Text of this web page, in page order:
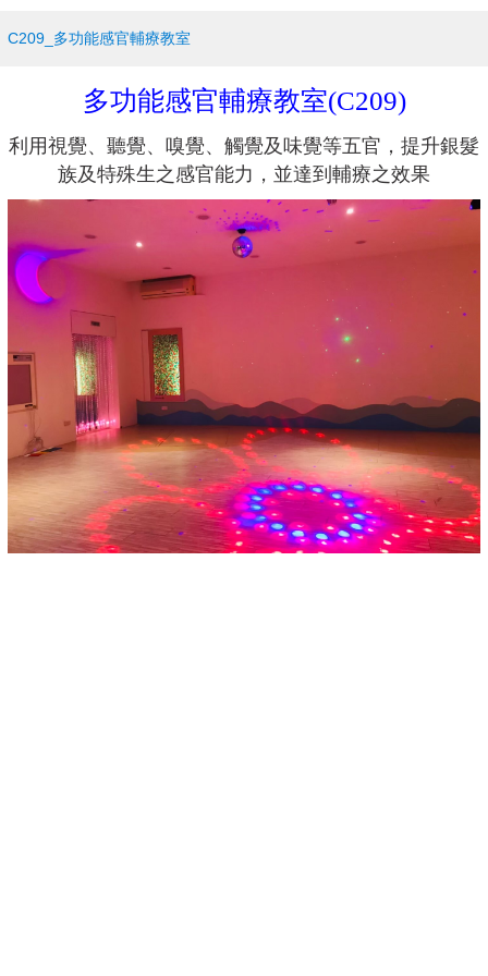
C209_多功能感官輔療教室
多功能感官輔療教室(C209)
利用視覺、 聽覺、 嗅覺、 觸覺及味覺等五官 ， 提升銀髮
族及特殊生之感官能力 ， 並達到輔療之效果